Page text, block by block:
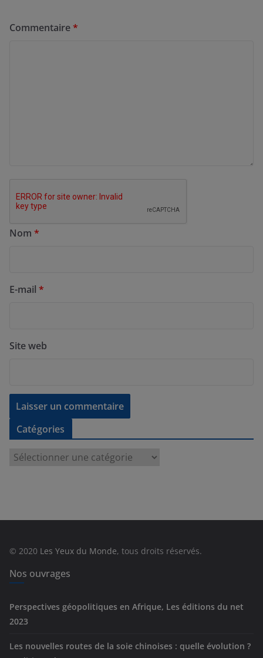
Commentaire*
Nom *
E-mail *
Site web
Catégories
e
© 2020 Les Yeux du Monde, tous droits réservés.
Nos ouvrages
Perspectives géopolitiques en Afrique, Les éditions du net
2023
Les nouvelles routes de la soie chinoises : quelle évolution ?